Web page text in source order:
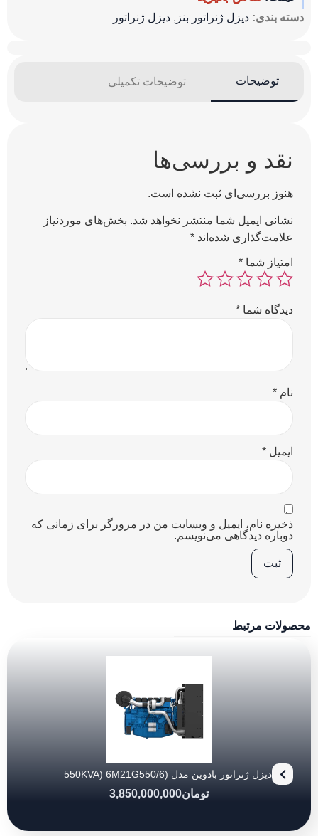
دسته بندی: دیزل ژنراتور بنز , دیزل ژنراتور
توضیحات توضیحات تکمیلی
نقد و بررسی‌ها
هنوز بررسی‌ای ثبت نشده است.
نشانی ایمیل شما منتشر نخواهد شد. بخش‌های موردنیاز
علامت‌گذاری شده‌اند *
امتیاز شما *
دیدگاه شما *
نام *
ایمیل *
ذخیره نام، ایمیل و وبسایت من در مرورگر برای زمانی که
دوباره دیدگاهی می‌نویسم.
محصولات مرتبط
دیزل ژنراتور بادوین مدل (550KVA) 6M21G550/6
تومان3,850,000,000